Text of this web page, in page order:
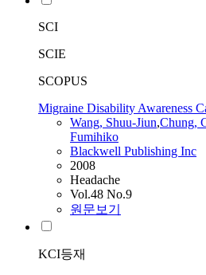
SCI
SCIE
SCOPUS
Migraine Disability Awareness
Wang, Shuu-Jiun,Chung,
Fumihiko
Blackwell Publishing Inc
2008
Headache
Vol.48 No.9
원문보기
KCI등재